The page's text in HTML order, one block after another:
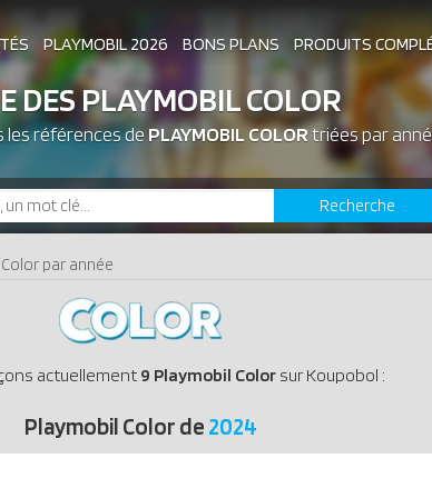
PLAYMOBIL 2026 BONS PLANS PRODUITS
ASSOCIATIONS DE FANS EXPOSITIONS PLAYMOBIL
LES PLAYMOBIL LES PLUS CHERS
DES PLAYMOBIL COLOR
références de PLAYMOBIL COLORtriées par
Recherche
par année
actuellement 9 Playmobil Colorsur Koupobol :
Playmobil Color de 2024